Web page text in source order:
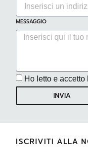
MESSAGGIO
Ho letto e accetto
INVIA
ISCRIVITI ALLA